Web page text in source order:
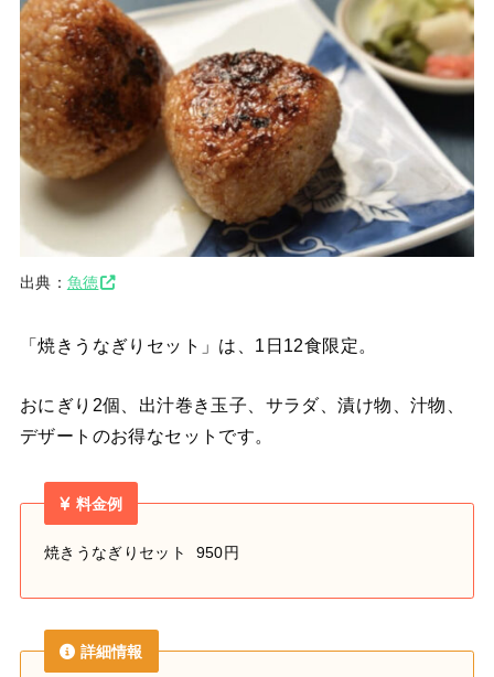
出典： 魚徳
「焼きうなぎりセット」は、1日12食限定。
おにぎり2個、出汁巻き玉子、サラダ、漬け物、汁物、
デザートのお得なセットです。
料金例
焼きうなぎりセット 950円
詳細情報